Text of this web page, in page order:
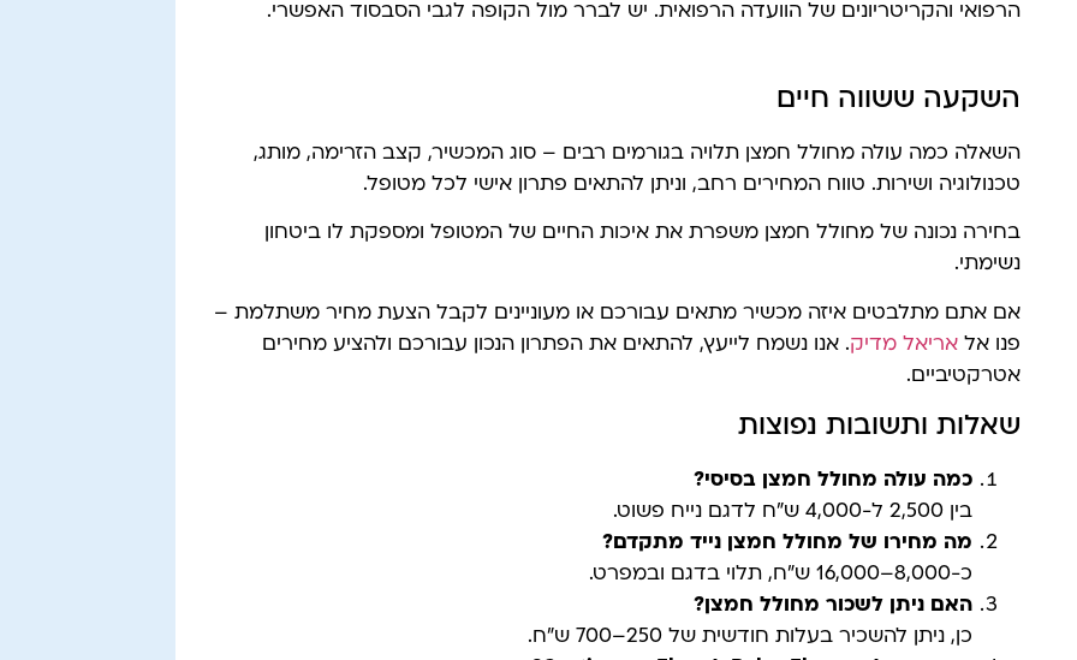
הרפואי והקריטריונים של הוועדה הרפואית. יש לברר מול הקופה לגבי הסבסוד האפשרי.
השקעה ששווה חיים
השאלה כמה עולה מחולל חמצן תלויה בגורמים רבים – סוג המכשיר, קצב הזרימה, מותג,
טכנולוגיה ושירות. טווח המחירים רחב, וניתן להתאים פתרון אישי לכל מטופל.
בחירה נכונה של מחולל חמצן משפרת את איכות החיים של המטופל ומספקת לו ביטחון
נשימתי.
אם אתם מתלבטים איזה מכשיר מתאים עבורכם או מעוניינים לקבל הצעת מחיר משתלמת –
פנו אלאריאל מדיק. אנו נשמח לייעץ, להתאים את הפתרון הנכון עבורכם ולהציע מחירים
אטרקטיביים.
שאלות ותשובות נפוצות
כמה עולה מחולל חמצן בסיסי?
בין 2,500 ל-4,000 ש"ח לדגם נייח פשוט.
מה מחירו של מחולל חמצן נייד מתקדם?
כ-8,000–16,000 ש"ח, תלוי בדגם ובמפרט.
האם ניתן לשכור מחולל חמצן?
כן, ניתן להשכיר בעלות חודשית של 250–700 ש"ח.